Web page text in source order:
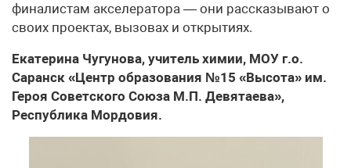
финалистам акселератора — они рассказывают о
своих проектах, вызовах и открытиях.
Екатерина Чугунова, учитель химии, МОУ г.о.
Саранск «Центр образования №15 «Высота» им.
Героя Советского Союза М.П. Девятаева»,
Республика Мордовия.